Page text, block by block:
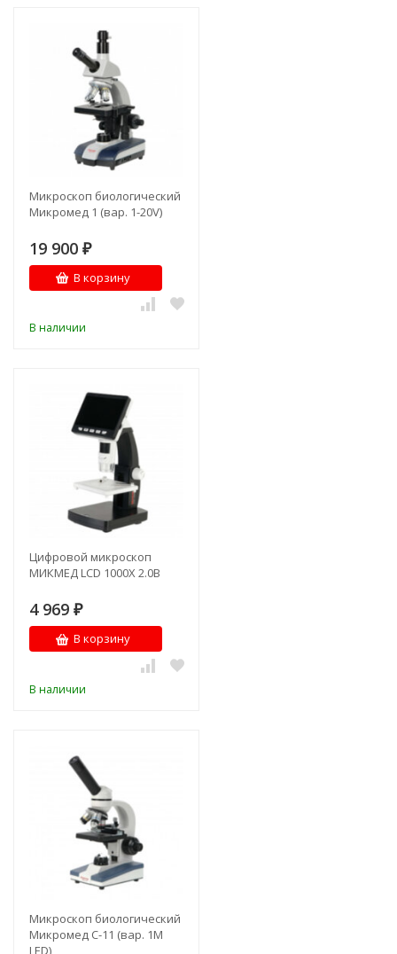
Микроскоп биологический
Микромед 1 (вар. 1-20V)
19 900 ₽
В корзину
В наличии
Цифровой микроскоп
МИКМЕД LCD 1000Х 2.0B
4 969 ₽
В корзину
В наличии
Микроскоп биологический
Микромед С-11 (вар. 1М
LED)